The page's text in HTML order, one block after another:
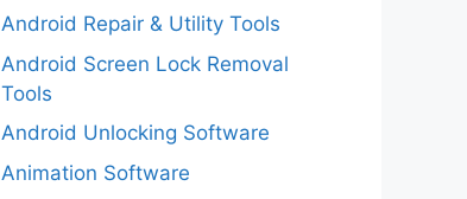
Android Repair & Utility Tools
Android Screen Lock Removal
Tools
Android Unlocking Software
Animation Software